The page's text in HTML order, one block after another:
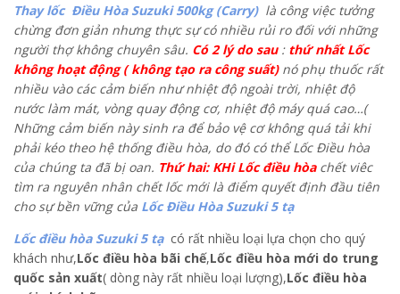
Thay lốc Điều Hòa Suzuki 500kg (Carry) là công việc tưởng
chừng đơn giản nhưng thực sự có nhiều rủi ro đối với những
người thợ không chuyên sâu. Có 2 lý do sau:thứ nhất Lốc
không hoạt động ( không tạo ra công suất)nó phụ thuốc rất
nhiều vào các cảm biến như nhiệt độ ngoài trời, nhiệt độ
nước làm mát, vòng quay động cơ, nhiệt độ máy quá cao…(
Những cảm biến này sinh ra để bảo vệ cơ không quá tải khi
phải kéo theo hệ thống điều hòa, do đó có thể Lốc Điều hòa
của chúng ta đã bị oan. Thứ hai: KHi Lốc điều hòa chết viêc
tìm ra nguyên nhân chết lốc mới là điểm quyết định đầu tiên
cho sự bền vững của Lốc Điều Hòa Suzuki 5 tạ
Lốc điều hòa Suzuki 5 tạcó rất nhiều loại lựa chọn cho quý
khách như,Lốc điều hòa bãi chế,Lốc điều hòa mới do trung
quốc sản xuất( dòng này rất nhiều loại lượng),Lốc điều hòa